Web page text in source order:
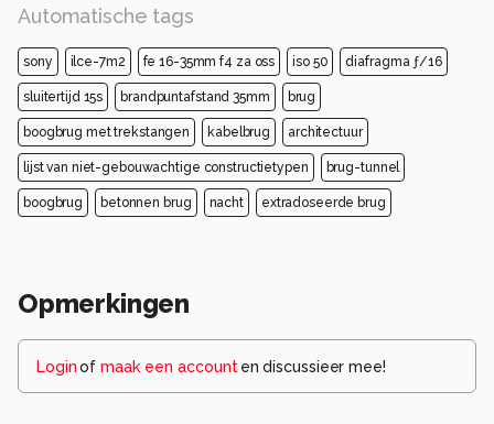
Automatische tags
sony ilce-7m2 fe 16-35mm f4 za oss iso 50 diafragma ƒ/16
sluitertijd 15s brandpuntafstand 35mm brug
boogbrug met trekstangen kabelbrug architectuur
lijst van niet-gebouwachtige constructietypen brug-tunnel
boogbrug betonnen brug nacht extradoseerde brug
Opmerkingen
Loginof maak een account en discussieer mee!